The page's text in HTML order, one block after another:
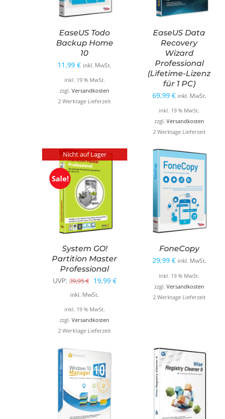
EaseUS Todo
Backup Home
10
11,99€ inkl. MwSt.
inkl. 19 % MwSt.
zzgl.Versandkosten
2 Werktage Lieferzeit
EaseUS Data
Recovery
Wizard
Professional
(Lifetime-Lizenz
für 1 PC)
69,99 € inkl. MwSt.
inkl. 19 % MwSt.
zzgl. Versandkosten
2 Werktage Lieferzeit
Nicht auf Lager
Sale!
System GO!
Partition Master
Professional
UVP: 39,95€ Ursprünglicher
Preis
war:
39,95 €
19,99 €Aktueller
inkl. MwSt.
inkl. 19 % MwSt.
zzgl.Versandkosten
2 Werktage Lieferzeit
FoneCopy
29,99 € inkl. MwSt.
inkl. 19 % MwSt.
zzgl. Versandkosten
2 Werktage Lieferzeit